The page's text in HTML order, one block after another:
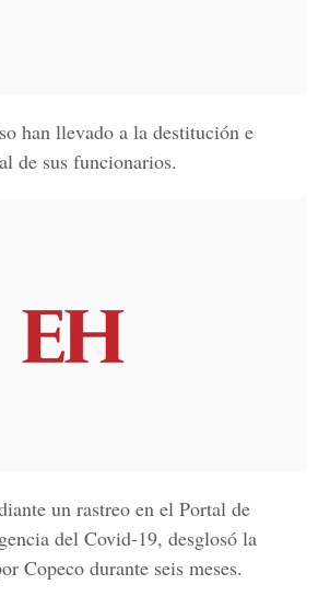
han llevado a la destitución e
de sus funcionarios.
un rastreo en el Portal de
del Covid-19, desglosó la
Copeco durante seis meses.